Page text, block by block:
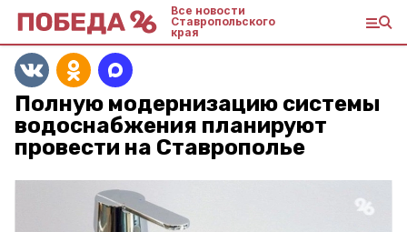
Все новости
Ставропольского
края
Полную модернизацию системы
водоснабжения планируют
провести на Ставрополье